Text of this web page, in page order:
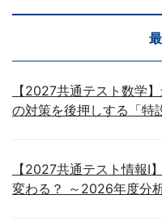
【2027共通テスト数学
の対策を後押しする「特
【2027共通テスト情報Ⅰ
変わる？ ～2026年度分